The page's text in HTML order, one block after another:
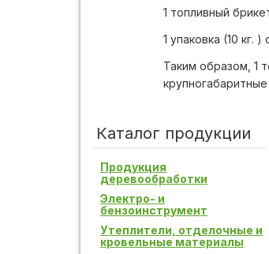
1 топливный
1 упаковка (10 кг.
Таким образом, 1
Каталог продукции
Продукция
деревообработки
Электро- и
бензоинструмент
Утеплители, отделочные и
кровельные материалы